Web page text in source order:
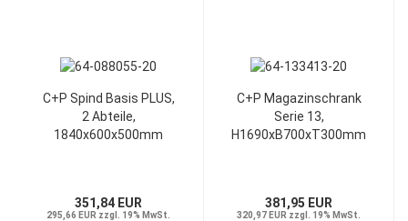
C+P Spind Basis PLUS,
2 Abteile,
1840x600x500mm
351,84 EUR
295,66 EUR zzgl. 19% MwSt.
C+P Magazinschrank
Serie 13,
H1690xB700xT300mm
381,95 EUR
320,97 EUR zzgl. 19% MwSt.